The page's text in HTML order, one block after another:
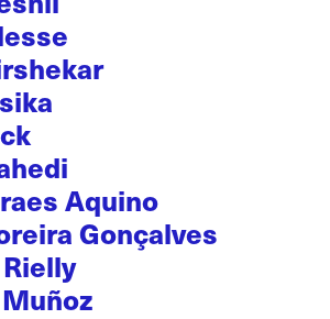
Aquino
Gonçalves